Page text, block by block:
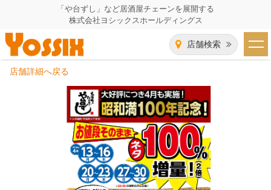
「や台ずし」など居酒屋チェーンを展開する
株式会社ヨシックスホールディングス
店舗検索
HOME
企業情報トップ
代表者あいさつ
飲食事業紹介
店舗詳細へ戻る